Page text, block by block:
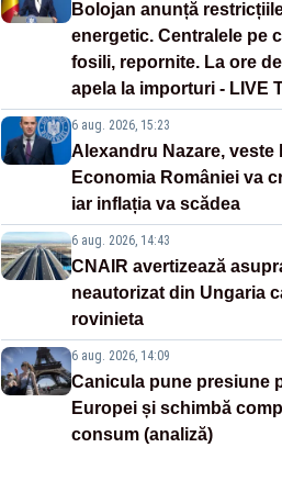
Bolojan anunță
energetic. Centralele pe
fosili, repornite. La ore
apela la importuri - LIVE
6 aug. 2026, 15:23
Alexandru Nazare, veste
Economia României va
iar inflația va scădea
6 aug. 2026, 14:43
CNAIR avertizează
neautorizat din Ungaria
rovinieta
6 aug. 2026, 14:09
Canicula pune presiune
Europei și schimbă
consum (analiză)